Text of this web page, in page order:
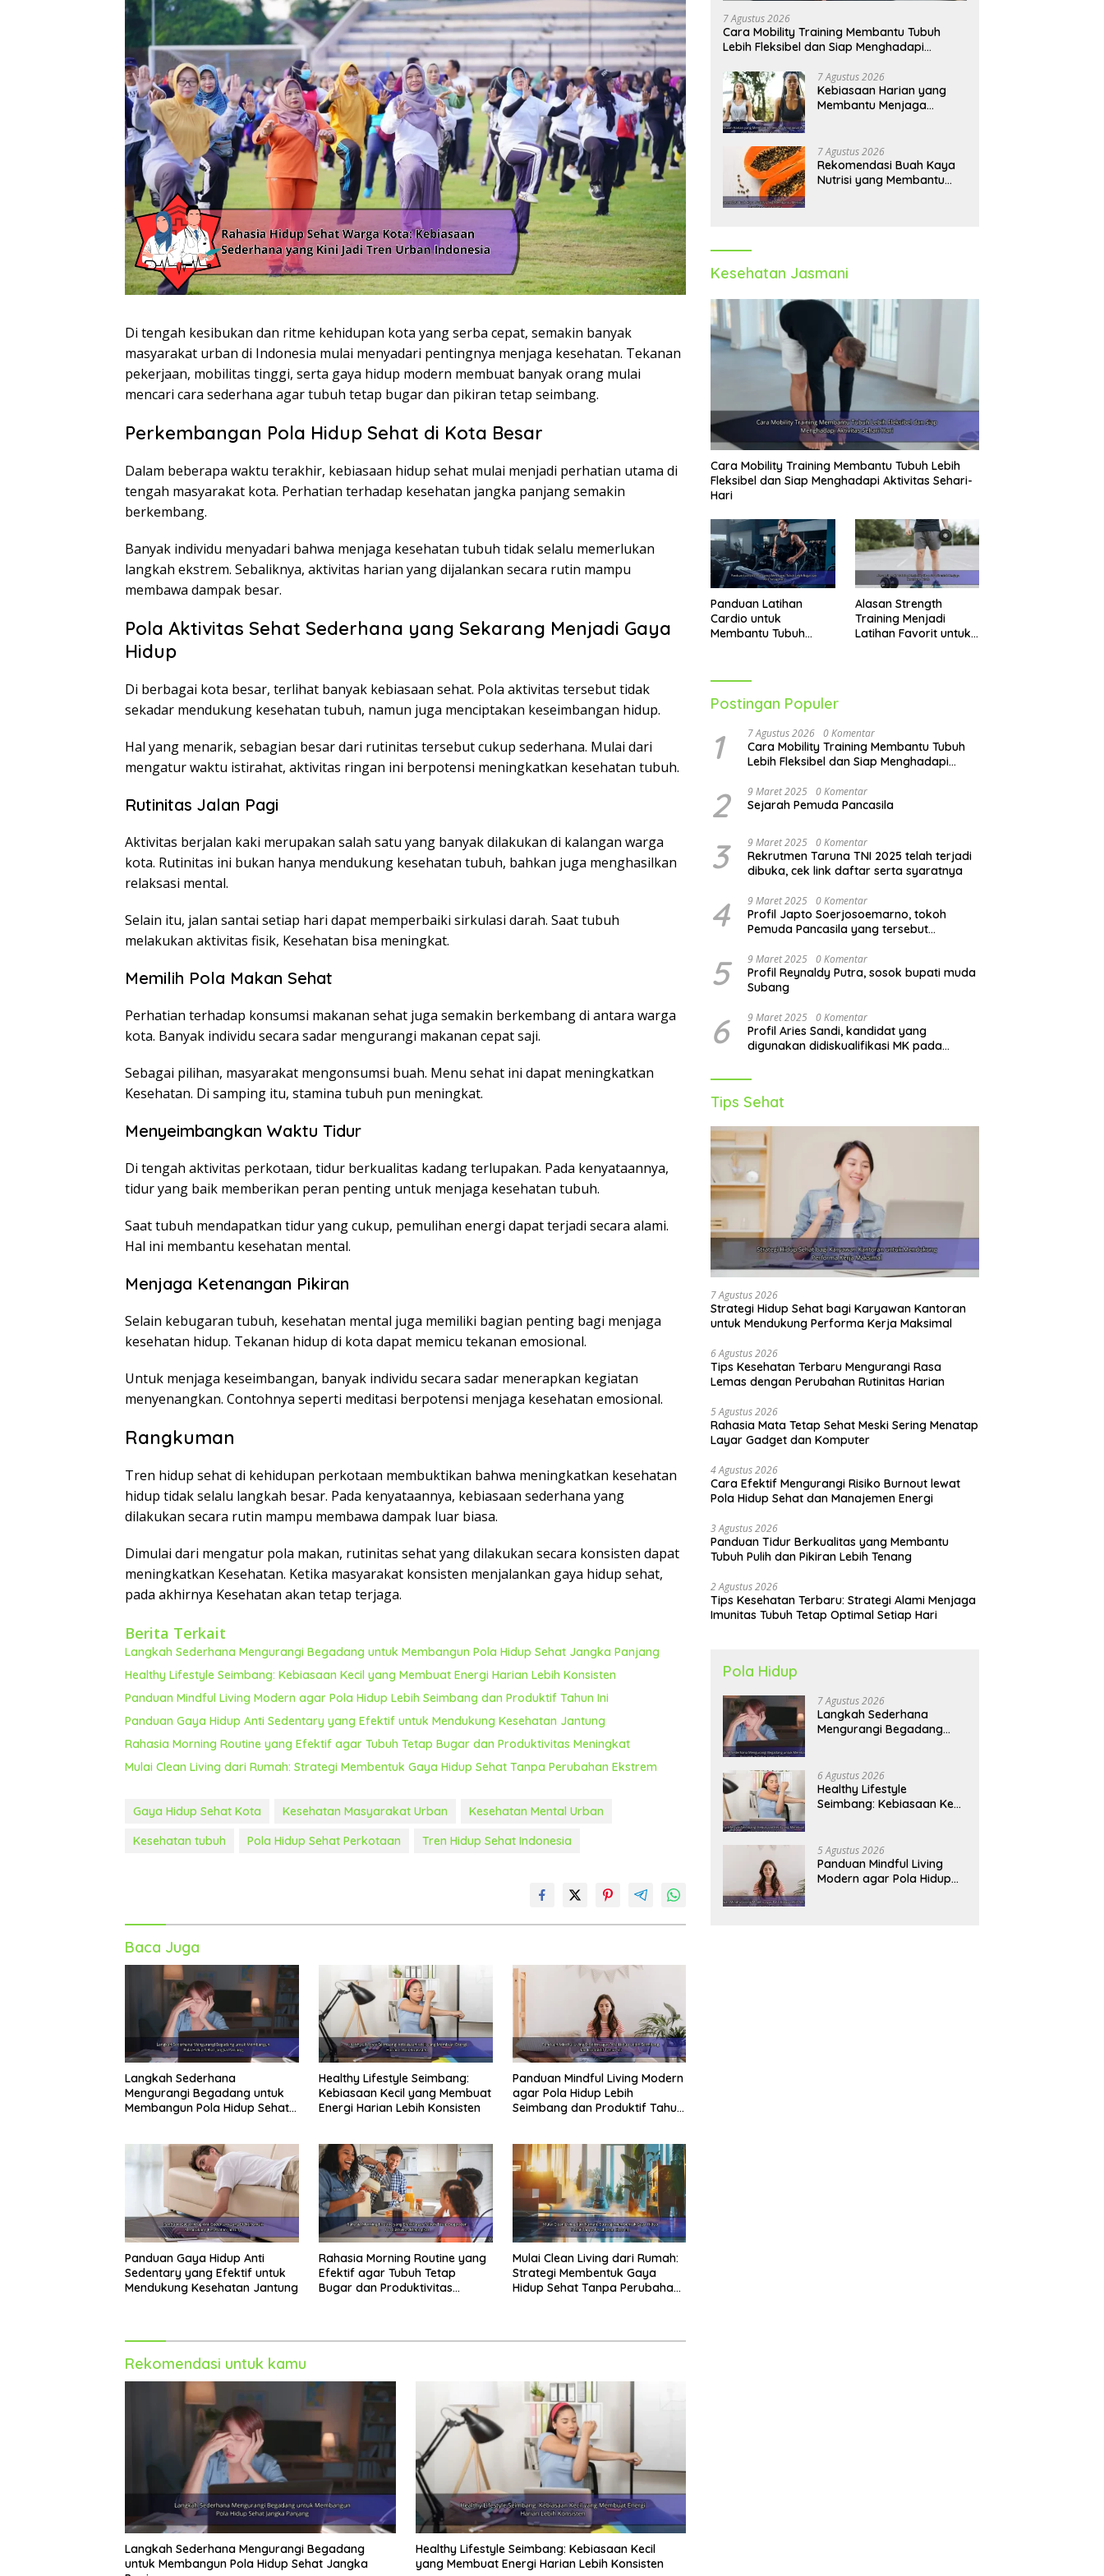
Di tengah kesibukan dan ritme kehidupan kota yang serba cepat, semakin banyak
masyarakat urban di Indonesia mulai menyadari pentingnya menjaga kesehatan. Tekanan
pekerjaan, mobilitas tinggi, serta gaya hidup modern membuat banyak orang mulai
mencari cara sederhana agar tubuh tetap bugar dan pikiran tetap seimbang.
Perkembangan Pola Hidup Sehat di Kota Besar
Dalam beberapa waktu terakhir, kebiasaan hidup sehat mulai menjadi perhatian utama di
tengah masyarakat kota. Perhatian terhadap kesehatan jangka panjang semakin
berkembang.
Banyak individu menyadari bahwa menjaga kesehatan tubuh tidak selalu memerlukan
langkah ekstrem. Sebaliknya, aktivitas harian yang dijalankan secara rutin mampu
membawa dampak besar.
Pola Aktivitas Sehat Sederhana yang Sekarang Menjadi Gaya
Hidup
Di berbagai kota besar, terlihat banyak kebiasaan sehat. Pola aktivitas tersebut tidak
sekadar mendukung kesehatan tubuh, namun juga menciptakan keseimbangan hidup.
Hal yang menarik, sebagian besar dari rutinitas tersebut cukup sederhana. Mulai dari
mengatur waktu istirahat, aktivitas ringan ini berpotensi meningkatkan kesehatan tubuh.
Rutinitas Jalan Pagi
Aktivitas berjalan kaki merupakan salah satu yang banyak dilakukan di kalangan warga
kota. Rutinitas ini bukan hanya mendukung kesehatan tubuh, bahkan juga menghasilkan
relaksasi mental.
Selain itu, jalan santai setiap hari dapat memperbaiki sirkulasi darah. Saat tubuh
melakukan aktivitas fisik, Kesehatan bisa meningkat.
Memilih Pola Makan Sehat
Perhatian terhadap konsumsi makanan sehat juga semakin berkembang di antara warga
kota. Banyak individu secara sadar mengurangi makanan cepat saji.
Sebagai pilihan, masyarakat mengonsumsi buah. Menu sehat ini dapat meningkatkan
Kesehatan. Di samping itu, stamina tubuh pun meningkat.
Menyeimbangkan Waktu Tidur
Di tengah aktivitas perkotaan, tidur berkualitas kadang terlupakan. Pada kenyataannya,
tidur yang baik memberikan peran penting untuk menjaga kesehatan tubuh.
Saat tubuh mendapatkan tidur yang cukup, pemulihan energi dapat terjadi secara alami.
Hal ini membantu kesehatan mental.
Menjaga Ketenangan Pikiran
Selain kebugaran tubuh, kesehatan mental juga memiliki bagian penting bagi menjaga
kesehatan hidup. Tekanan hidup di kota dapat memicu tekanan emosional.
Untuk menjaga keseimbangan, banyak individu secara sadar menerapkan kegiatan
menyenangkan. Contohnya seperti meditasi berpotensi menjaga kesehatan emosional.
Rangkuman
Tren hidup sehat di kehidupan perkotaan membuktikan bahwa meningkatkan kesehatan
hidup tidak selalu langkah besar. Pada kenyataannya, kebiasaan sederhana yang
dilakukan secara rutin mampu membawa dampak luar biasa.
Dimulai dari mengatur pola makan, rutinitas sehat yang dilakukan secara konsisten dapat
meningkatkan Kesehatan. Ketika masyarakat konsisten menjalankan gaya hidup sehat,
pada akhirnya Kesehatan akan tetap terjaga.
Berita Terkait
Langkah Sederhana Mengurangi Begadang untuk Membangun Pola Hidup Sehat Jangka Panjang
Healthy Lifestyle Seimbang: Kebiasaan Kecil yang Membuat Energi Harian Lebih Konsisten
Panduan Mindful Living Modern agar Pola Hidup Lebih Seimbang dan Produktif Tahun Ini
Panduan Gaya Hidup Anti Sedentary yang Efektif untuk Mendukung Kesehatan Jantung
Rahasia Morning Routine yang Efektif agar Tubuh Tetap Bugar dan Produktivitas Meningkat
Mulai Clean Living dari Rumah: Strategi Membentuk Gaya Hidup Sehat Tanpa Perubahan Ekstrem
Gaya Hidup Sehat Kota Kesehatan Masyarakat Urban
Kesehatan Mental Urban
Kesehatan tubuh
Pola Hidup Sehat Perkotaan Tren Hidup Sehat Indonesia
Baca Juga
Langkah Sederhana
Mengurangi Begadang untuk
Membangun Pola Hidup Sehat
Healthy Lifestyle Seimbang:
Kebiasaan Kecil yang Membuat
Energi Harian Lebih Konsisten
Panduan Mindful Living Modern
agar Pola Hidup Lebih
Seimbang dan Produktif Tahun
Panduan Gaya Hidup Anti
Sedentary yang Efektif untuk
Mendukung Kesehatan Jantung
Rahasia Morning Routine yang
Efektif agar Tubuh Tetap
Bugar dan Produktivitas
Mulai Clean Living dari Rumah:
Strategi Membentuk Gaya
Hidup Sehat Tanpa Perubahan
Rekomendasi untuk kamu
Langkah Sederhana Mengurangi Begadang
untuk Membangun Pola Hidup Sehat Jangka
Healthy Lifestyle Seimbang: Kebiasaan Kecil
yang Membuat Energi Harian Lebih Konsisten
7 Agustus 2026
Cara Mobility Training Membantu Tubuh
Lebih Fleksibel dan Siap Menghadapi
7 Agustus 2026
Kebiasaan Harian yang
Membantu Menjaga
7 Agustus 2026
Rekomendasi Buah Kaya
Nutrisi yang Membantu
Kesehatan Jasmani
Cara Mobility Training Membantu Tubuh Lebih
Fleksibel dan Siap Menghadapi Aktivitas Sehari-
Hari
Panduan Latihan
Cardio untuk
Membantu Tubuh
Alasan Strength
Training Menjadi
Latihan Favorit untuk
Postingan Populer
1 7 Agustus 2026 0 Komentar
Cara Mobility Training Membantu Tubuh
Lebih Fleksibel dan Siap Menghadapi
2 9 Maret 2025 0 Komentar
Sejarah Pemuda Pancasila
3 9 Maret 2025 0 Komentar
Rekrutmen Taruna TNI 2025 telah terjadi
dibuka, cek link daftar serta syaratnya
4 9 Maret 2025 0 Komentar
Profil Japto Soerjosoemarno, tokoh
Pemuda Pancasila yang tersebut
5 9 Maret 2025 0 Komentar
Profil Reynaldy Putra, sosok bupati muda
Subang
6 9 Maret 2025 0 Komentar
Profil Aries Sandi, kandidat yang
digunakan didiskualifikasi MK pada
Tips Sehat
7 Agustus 2026
Strategi Hidup Sehat bagi Karyawan Kantoran
untuk Mendukung Performa Kerja Maksimal
6 Agustus 2026
Tips Kesehatan Terbaru Mengurangi Rasa
Lemas dengan Perubahan Rutinitas Harian
5 Agustus 2026
Rahasia Mata Tetap Sehat Meski Sering Menatap
Layar Gadget dan Komputer
4 Agustus 2026
Cara Efektif Mengurangi Risiko Burnout lewat
Pola Hidup Sehat dan Manajemen Energi
3 Agustus 2026
Panduan Tidur Berkualitas yang Membantu
Tubuh Pulih dan Pikiran Lebih Tenang
2 Agustus 2026
Tips Kesehatan Terbaru: Strategi Alami Menjaga
Imunitas Tubuh Tetap Optimal Setiap Hari
Pola Hidup
7 Agustus 2026
Langkah Sederhana
Mengurangi Begadang
Panjang
6 Agustus 2026
Healthy Lifestyle
Seimbang: Kebiasaan Kecil
5 Agustus 2026
Panduan Mindful Living
Modern agar Pola Hidup